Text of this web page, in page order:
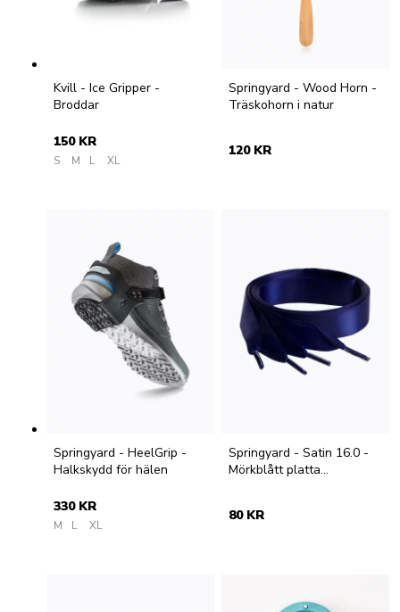
Kvill - Ice Gripper -
Broddar
150 KR
S M L XL
Springyard - Wood Horn -
Träskohorn i natur
120 KR
Springyard - HeelGrip -
Halkskydd för hälen
330 KR
M L XL
Springyard - Satin 16.0 -
Mörkblått platta
80 KR